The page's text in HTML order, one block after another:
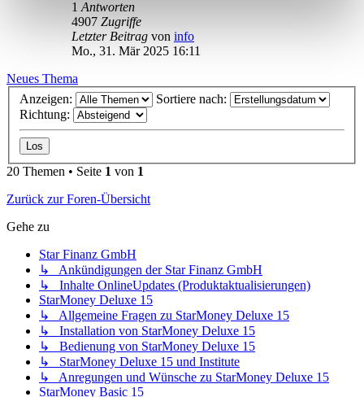
1 Antworten
4907 Zugriffe
Letzter Beitrag von info
Mo., 31. Mär 2025 16:11
Neues Thema
Anzeigen:
Sortiere nach:
Richtung:
20 Themen • Seite 1 von 1
Zurück zur Foren-Übersicht
Gehe zu
Star Finanz GmbH
↳ Ankündigungen der Star Finanz GmbH
↳ Inhalte OnlineUpdates (Produktaktualisierungen)
StarMoney Deluxe 15
↳ Allgemeine Fragen zu StarMoney Deluxe 15
↳ Installation von StarMoney Deluxe 15
↳ Bedienung von StarMoney Deluxe 15
↳ StarMoney Deluxe 15 und Institute
↳ Anregungen und Wünsche zu StarMoney Deluxe 15
StarMoney Basic 15